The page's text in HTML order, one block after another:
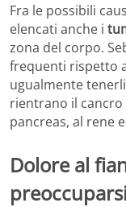
Fra le possibili
elencati anche i
zona del corpo.
frequenti rispetto
ugualmente
rientrano il cancro
pancreas, al rene
Dolore al